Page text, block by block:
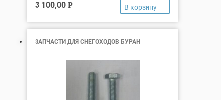
3 100,00 Р
ЗАПЧАСТИ ДЛЯ СНЕГОХОДОВ БУРАН